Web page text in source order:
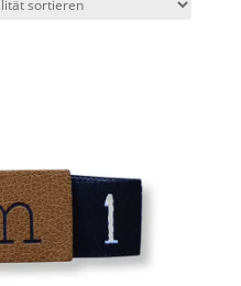
sortiert